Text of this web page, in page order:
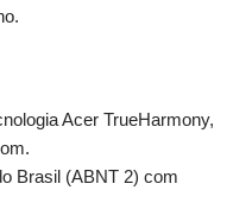
Acer TrueHarmony,
Brasil (ABNT 2) com